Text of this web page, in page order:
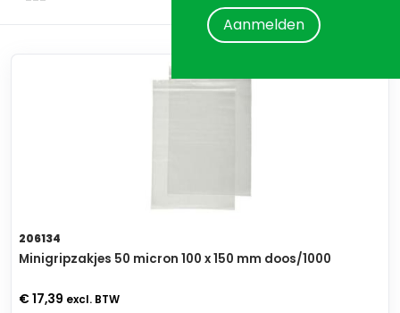
Aanmelden
206134
Minigripzakjes 50 micron 100 x 150 mm doos/1000
€ 17,39 excl. BTW